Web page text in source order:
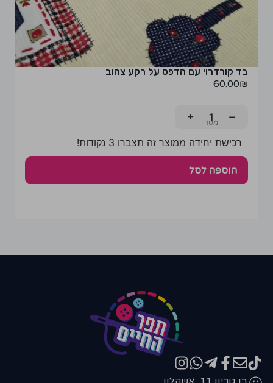
בד קורדרוי עם הדפס על רקע צהוב
60.00₪
−
+
רכישת יחידה ממוצר זה תצברו 3 נקודות!
הוספה לסל